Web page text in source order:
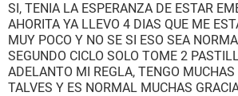
SI, TENIA LA ESPERANZA DE ESTAR
AHORITA YA LLEVO 4 DIAS QUE ME
MUY POCO Y NO SE SI ESO SEA
SEGUNDO CICLO SOLO TOME 2
ADELANTO MI REGLA, TENGO MUCHAS
TALVES Y ES NORMAL MUCHAS